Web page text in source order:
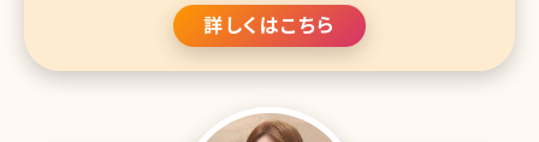
詳しくはこちら